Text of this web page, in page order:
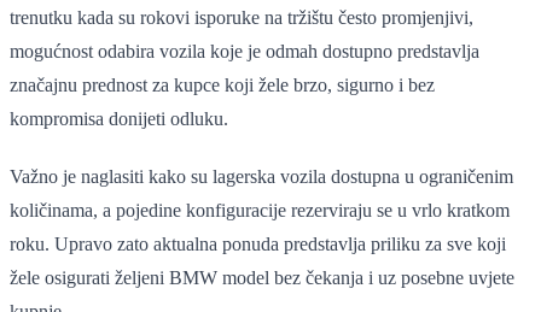
trenutku kada su rokovi isporuke na tržištu često promjenjivi,
mogućnost odabira vozila koje je odmah dostupno predstavlja
značajnu prednost za kupce koji žele brzo, sigurno i bez
kompromisa donijeti odluku.
Važno je naglasiti kako su lagerska vozila dostupna u ograničenim
količinama, a pojedine konfiguracije rezerviraju se u vrlo kratkom
roku. Upravo zato aktualna ponuda predstavlja priliku za sve koji
žele osigurati željeni BMW model bez čekanja i uz posebne uvjete